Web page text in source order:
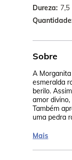
Dureza 7,5
Quantidade
Sobre
A
esmeralda
berilo.
amor
Também
uma pedra
Mais